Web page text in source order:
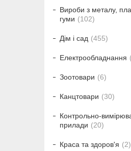
Вироби з металу,
гуми
102
Дім і сад 455
Електрообладнання
Зоотовари 6
Канцтовари 30
Контрольно-
прилади
20
Краса та здоров'я 2